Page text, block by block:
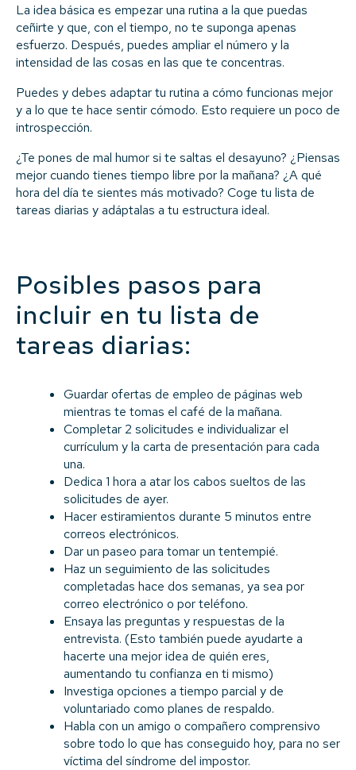
La idea básica es empezar una rutina a la que puedas
ceñirte y que, con el tiempo, no te suponga apenas
esfuerzo. Después, puedes ampliar el número y la
intensidad de las cosas en las que te concentras.
Puedes y debes adaptar tu rutina a cómo funcionas mejor
y a lo que te hace sentir cómodo. Esto requiere un poco de
introspección.
¿Te pones de mal humor si te saltas el desayuno? ¿Piensas
mejor cuando tienes tiempo libre por la mañana? ¿A qué
hora del día te sientes más motivado? Coge tu lista de
tareas diarias y adáptalas a tu estructura ideal.
Posibles pasos para
incluir en tu lista de
tareas diarias:
Guardar ofertas de empleo de páginas web
mientras te tomas el café de la mañana.
Completar 2 solicitudes e individualizar el
currículum y la carta de presentación para cada
una.
Dedica 1 hora a atar los cabos sueltos de las
solicitudes de ayer.
Hacer estiramientos durante 5 minutos entre
correos electrónicos.
Dar un paseo para tomar un tentempié.
Haz un seguimiento de las solicitudes
completadas hace dos semanas, ya sea por
correo electrónico o por teléfono.
Ensaya las preguntas y respuestas de la
entrevista. (Esto también puede ayudarte a
hacerte una mejor idea de quién eres,
aumentando tu confianza en ti mismo)
Investiga opciones a tiempo parcial y de
voluntariado como planes de respaldo.
Habla con un amigo o compañero comprensivo
sobre todo lo que has conseguido hoy, para no ser
víctima del síndrome del impostor.